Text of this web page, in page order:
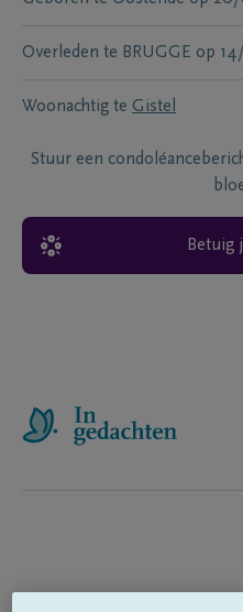
Overleden te BRUGGE op
Woonachtig te Gistel
Stuur een
Betuig